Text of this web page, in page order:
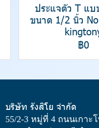
ประแจตัว T แ
ขนาด 1/2 นิ้ว
฿0
บริษัท รังสิโย จำกัด
55/2-3 หมู่ที่ 4 ถนนเกาะ